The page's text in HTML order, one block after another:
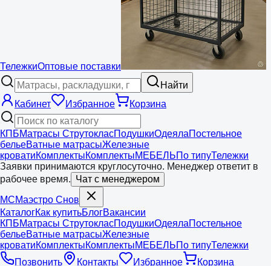
ТележкиОптовые поставки
Найти
Кабинет
Избранное Корзина
КПБМатрасы СтрутокласПодушкиОдеялаПостельное
бельеВатные матрасыЖелезные
кроватиКомплектыКомплектыМЕБЕЛЬПо типуТележки
Заявки принимаются круглосуточно. Менеджер ответит в
рабочее время. Чат с менеджером
МСМаэстро Снов
КаталогКак купитьБлогВакансии
КПБМатрасы СтрутокласПодушкиОдеялаПостельное
бельеВатные матрасыЖелезные
кроватиКомплектыКомплектыМЕБЕЛЬПо типуТележки
Позвонить
Контакты Избранное
Корзина